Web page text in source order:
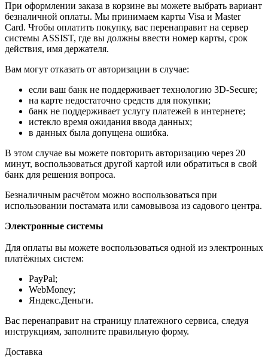
При оформлении заказа в корзине вы можете выбрать вариант
безналичной оплаты. Мы принимаем карты Visa и Master
Card. Чтобы оплатить покупку, вас перенаправит на сервер
системы ASSIST, где вы должны ввести номер карты, срок
действия, имя держателя.
Вам могут отказать от авторизации в случае:
если ваш банк не поддерживает технологию 3D-Secure;
на карте недостаточно средств для покупки;
банк не поддерживает услугу платежей в интернете;
истекло время ожидания ввода данных;
в данных была допущена ошибка.
В этом случае вы можете повторить авторизацию через 20
минут, воспользоваться другой картой или обратиться в свой
банк для решения вопроса.
Безналичным расчётом можно воспользоваться при
использовании постамата или самовывоза из садового центра.
Электронные системы
Для оплаты вы можете воспользоваться одной из электронных
платёжных систем:
PayPal;
WebMoney;
Яндекс.Деньги.
Вас перенаправит на страницу платежного сервиса, следуя
инструкциям, заполните правильную форму.
Доставка